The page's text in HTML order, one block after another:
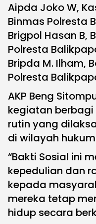
Aipda Joko W,
Binmas Polresta
Brigpol Hasan B,
Polresta
Bripda M. Ilham,
Polresta
AKP Beng
kegiatan
rutin yang
di wilayah
“Bakti Sosial ini
kepedulian dan
kepada
mereka tetap
hidup secara